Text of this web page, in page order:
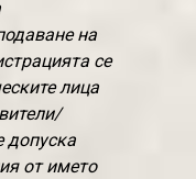
на
се
лица
допуска
от името